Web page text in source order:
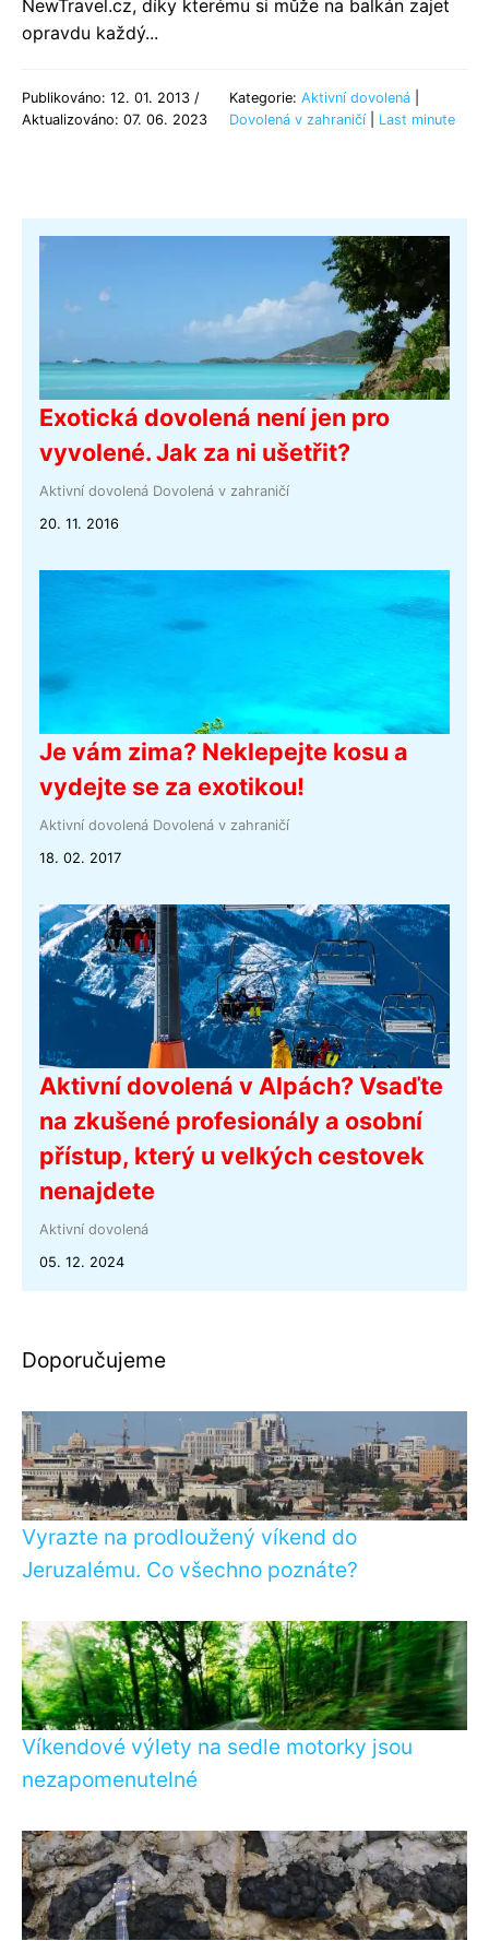
NewTravel.cz, díky kterému si může na balkán zajet
opravdu každý...
Publikováno: 12. 01. 2013 /
Aktualizováno: 07. 06. 2023
Kategorie:Aktivní dovolená
Dovolená v zahraničí
Last minute
Exotická dovolená není jen pro
vyvolené. Jak za ni ušetřit?
Aktivní dovolená Dovolená v zahraničí
20. 11. 2016
Je vám zima? Neklepejte kosu a
vydejte se za exotikou!
Aktivní dovolená Dovolená v zahraničí
18. 02. 2017
Aktivní dovolená v Alpách? Vsaďte
na zkušené profesionály a osobní
přístup, který u velkých cestovek
nenajdete
Aktivní dovolená
05. 12. 2024
Doporučujeme
Vyrazte na prodloužený víkend do
Jeruzalému. Co všechno poznáte?
Víkendové výlety na sedle motorky jsou
nezapomenutelné